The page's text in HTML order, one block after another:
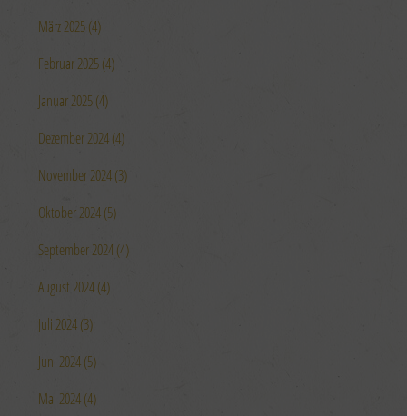
März 2025 (4)
Februar 2025 (4)
Januar 2025 (4)
Dezember 2024 (4)
November 2024 (3)
Oktober 2024 (5)
September 2024 (4)
August 2024 (4)
Juli 2024 (3)
Juni 2024 (5)
Mai 2024 (4)